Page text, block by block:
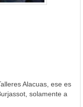
Alacuas, ese es
solamente a